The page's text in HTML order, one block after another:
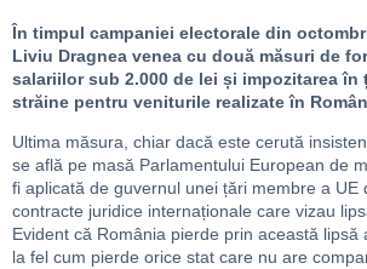
În timpul campaniei electorale din
Liviu Dragnea venea cu două măsuri de
salariilor sub 2.000 de lei și impozitarea în
străine pentru veniturile realizate în
Ultima măsura, chiar dacă este cerută
se află pe masă Parlamentului European de
fi aplicată de guvernul unei țări membre a UE
contracte juridice internaționale care vizau
Evident că România pierde prin această lipsă
la fel cum pierde orice stat care nu are